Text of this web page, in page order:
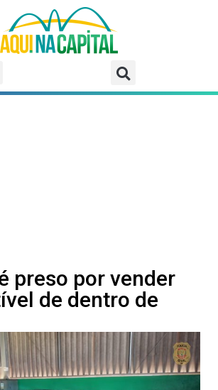
preso por vender
de dentro de